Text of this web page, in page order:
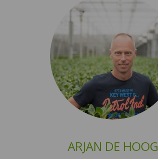
ARJAN DE HOOG